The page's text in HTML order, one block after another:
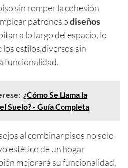
sin romper la cohesión
patrones odiseños
a lo largo del espacio, lo
estilos diversos sin
funcionalidad.
¿Cómo Se Llama la
Suelo? - Guía Completa
al combinar pisos no solo
estético de un hogar
mejorará su funcionalidad,